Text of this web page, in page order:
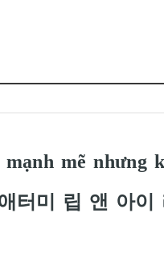
mẽ nhưng
터미 립 앤 아이